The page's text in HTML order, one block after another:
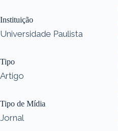
Instituição
Universidade Paulista
Tipo
Artigo
Tipo de Mídia
Jornal